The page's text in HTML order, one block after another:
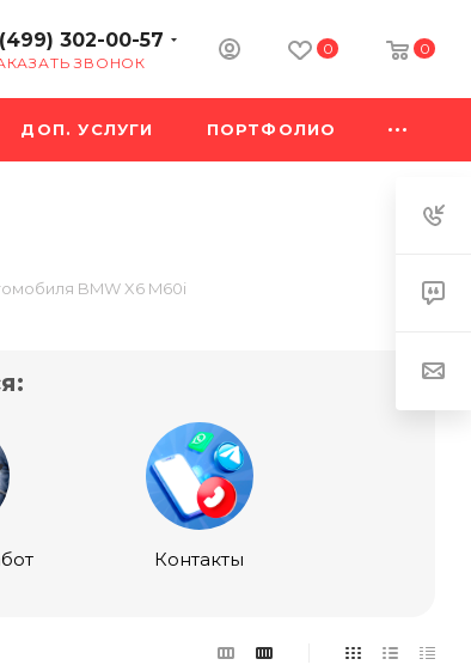
302-00-57
ЗВОНОК
0 0
ДОП. УСЛУГИ ПОРТФОЛИО
BMW X6 M60i
Контакты